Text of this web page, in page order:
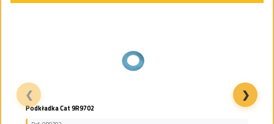
SWORZEŃ REKINA DOŁ SIŁOWNIKA CAT CATERPILLAR...
❮ ❯